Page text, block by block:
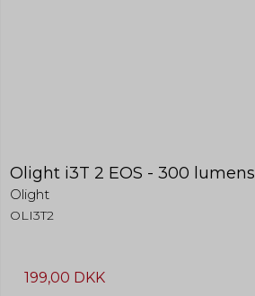
Olight i3T 2 EOS - 300 lumens
Olight
OLI3T2
199,00 DKK